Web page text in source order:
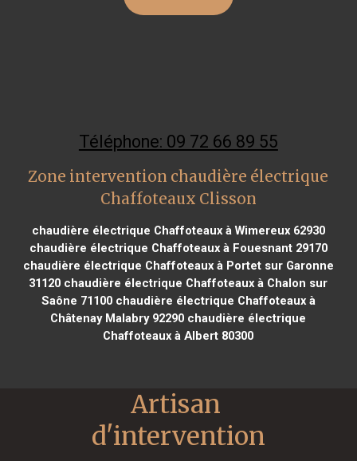
Téléphone: 09 72 66 89 55
Zone intervention chaudière électrique
Chaffoteaux Clisson
chaudière électrique Chaffoteaux à Wimereux 62930
chaudière électrique Chaffoteaux à Fouesnant 29170
chaudière électrique Chaffoteaux à Portet sur Garonne
31120 chaudière électrique Chaffoteaux à Chalon sur
Saône 71100chaudière électrique Chaffoteaux à
Châtenay Malabry 92290 chaudière électrique
Chaffoteaux à Albert 80300
Artisan
d'intervention